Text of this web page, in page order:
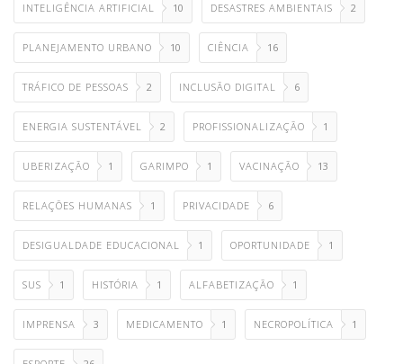
INTELIGÊNCIA ARTIFICIAL 10 DESASTRES AMBIENTAIS 2
PLANEJAMENTO URBANO 10 CIÊNCIA 16
TRÁFICO DE PESSOAS 2 INCLUSÃO DIGITAL 6
ENERGIA SUSTENTÁVEL 2 PROFISSIONALIZAÇÃO 1
UBERIZAÇÃO 1 GARIMPO 1 VACINAÇÃO 13
RELAÇÕES HUMANAS 1 PRIVACIDADE 6
DESIGUALDADE EDUCACIONAL 1 OPORTUNIDADE 1
SUS 1 HISTÓRIA 1 ALFABETIZAÇÃO 1
IMPRENSA 3 MEDICAMENTO 1 NECROPOLÍTICA 1